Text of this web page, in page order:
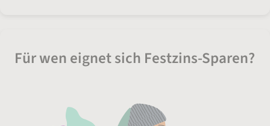
Für wen eignet sich Festzins-Sparen?